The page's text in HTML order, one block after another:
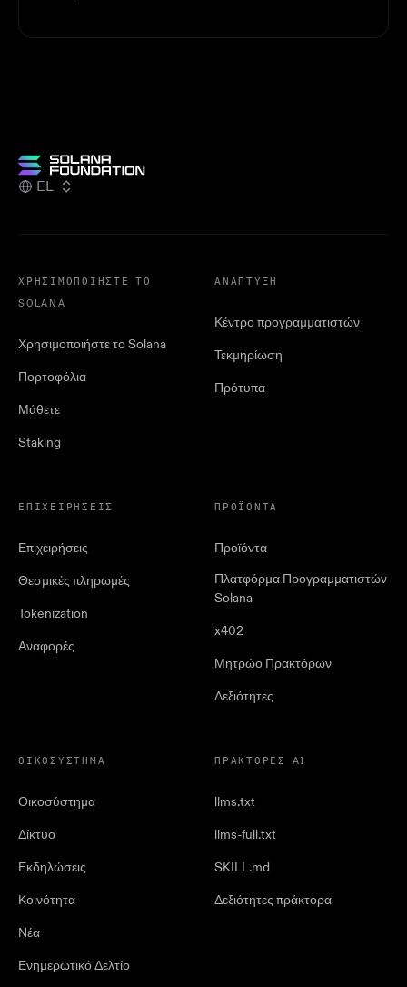
EL
ΧΡΗΣΙΜΟΠΟΙΉΣΤΕ ΤΟ
SOLANA
Χρησιμοποιήστε το Solana
Πορτοφόλια
Μάθετε
Staking
ΑΝΆΠΤΥΞΗ
Κέντρο προγραμματιστών
Τεκμηρίωση
Πρότυπα
ΕΠΙΧΕΙΡΉΣΕΙΣ
Επιχειρήσεις
Θεσμικές πληρωμές
Tokenization
Αναφορές
ΠΡΟΪΌΝΤΑ
Προϊόντα
Πλατφόρμα Προγραμματιστών
Solana
x402
Μητρώο Πρακτόρων
Δεξιότητες
ΟΙΚΟΣΎΣΤΗΜΑ
Οικοσύστημα
Δίκτυο
Εκδηλώσεις
Κοινότητα
Νέα
Ενημερωτικό Δελτίο
ΠΡΆΚΤΟΡΕΣ AI
llms.txt
llms-full.txt
SKILL.md
Δεξιότητες πράκτορα